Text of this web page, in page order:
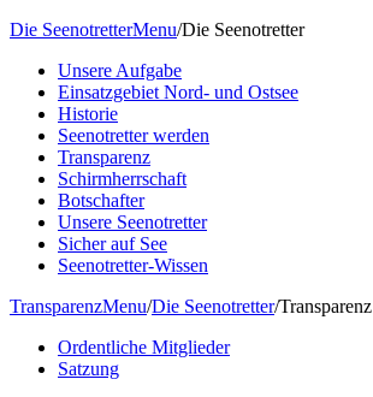
Die SeenotretterMenu/Die Seenotretter
Unsere Aufgabe
Einsatzgebiet Nord- und Ostsee
Historie
Seenotretter werden
Transparenz
Schirmherrschaft
Botschafter
Unsere Seenotretter
Sicher auf See
Seenotretter-Wissen
TransparenzMenu/Die Seenotretter/Transparenz
Ordentliche Mitglieder
Satzung